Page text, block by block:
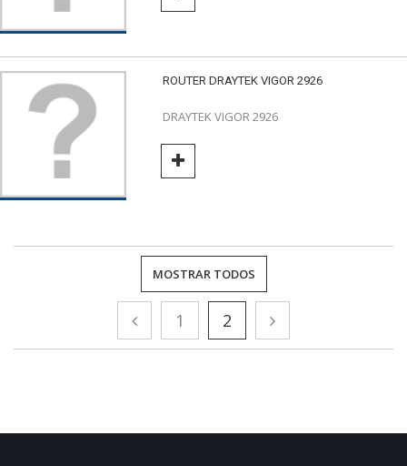
ROUTER DRAYTEK VIGOR 2926
DRAYTEK VIGOR 2926
MOSTRAR TODOS
1 2